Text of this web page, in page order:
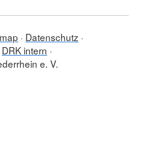
Datenschutz
DRK intern
e. V.